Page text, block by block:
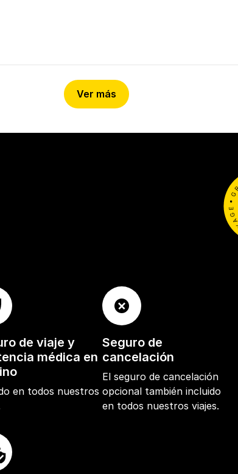
Ver más
de viaje y
médica en
en todos nuestros
Seguro de
cancelación
El seguro de cancelación
opcional también incluido
en todos nuestros viajes.